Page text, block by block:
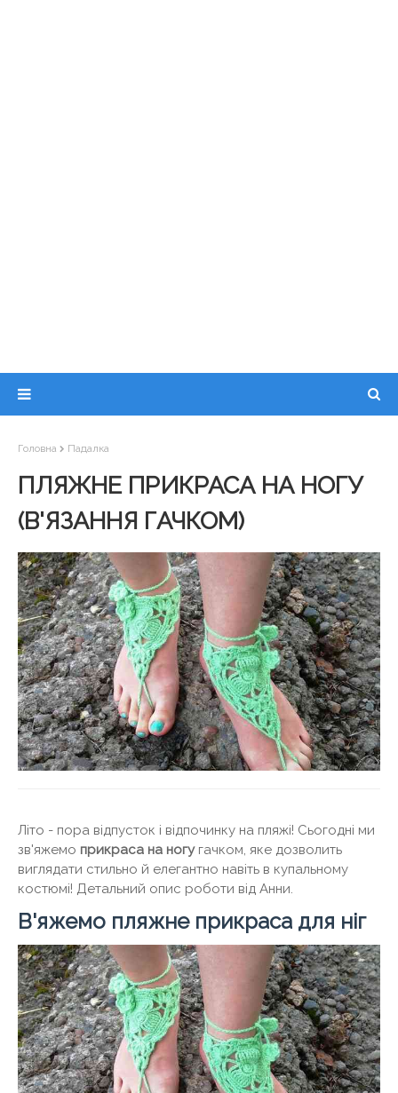
Головна Падалка
ПЛЯЖНЕ ПРИКРАСА НА НОГУ
(В'ЯЗАННЯ ГАЧКОМ)
Літо - пора відпусток і відпочинку на пляжі! Сьогодні ми
зв'яжемо прикраса на ногугачком, яке дозволить
виглядати стильно й елегантно навіть в купальному
костюмі! Детальний опис роботи від Анни.
В'яжемо пляжне прикраса для ніг